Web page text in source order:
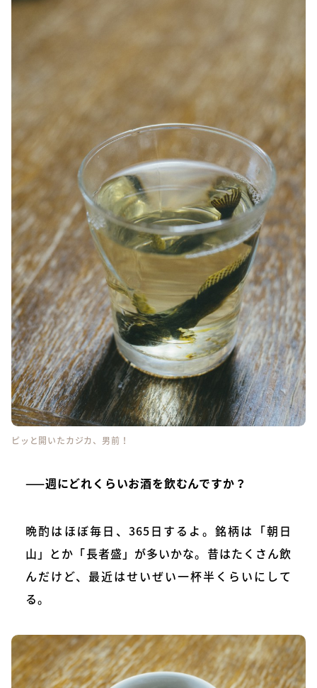
ピッと開いたカジカ、男前！
——週にどれくらいお酒を飲むんですか？
晩酌はほぼ毎日、365日するよ。銘柄は「朝日
山」とか「長者盛」が多いかな。昔はたくさん飲
んだけど、最近はせいぜい一杯半くらいにして
る。